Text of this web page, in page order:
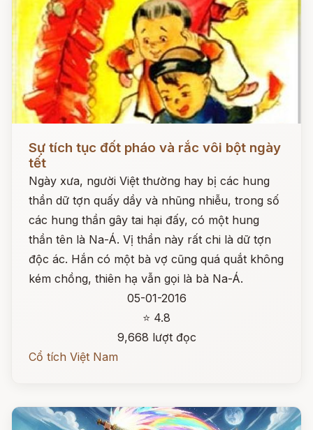
Sự tích tục đốt pháo và rắc vôi bột ngày
tết
Ngày xưa, người Việt thường hay bị các hung
thần dữ tợn quấy dầy và nhũng nhiễu, trong số
các hung thần gây tai hại đấy, có một hung
thần tên là Na-Á. Vị thần này rất chi là dữ tợn
độc ác. Hắn có một bà vợ cũng quá quắt không
kém chồng, thiên hạ vẫn gọi là bà Na-Á.
05-01-2016
⭐ 4.8
9,668 lượt đọc
Cổ tích Việt Nam